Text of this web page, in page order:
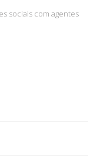
sociais com agentes